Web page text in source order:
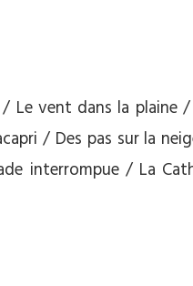
/ Le vent dans la
/ Des pas sur la
interrompue / La